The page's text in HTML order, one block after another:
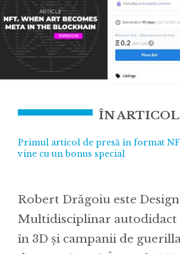
ÎN ARTICOL
Primul articol de presă în format
vine cu un bonus special
Robert Drăgoiu este
Multidisciplinar autodidact
în 3D și campanii de